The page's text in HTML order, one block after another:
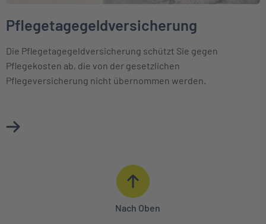
Pflegetagegeldversicherung
Die Pflegetagegeldversicherung schützt Sie gegen
Pflegekosten ab, die von der gesetzlichen
Pflegeversicherung nicht übernommen werden.
Mehr über Pflegetagegeldversicherung erfahren
Nach Oben